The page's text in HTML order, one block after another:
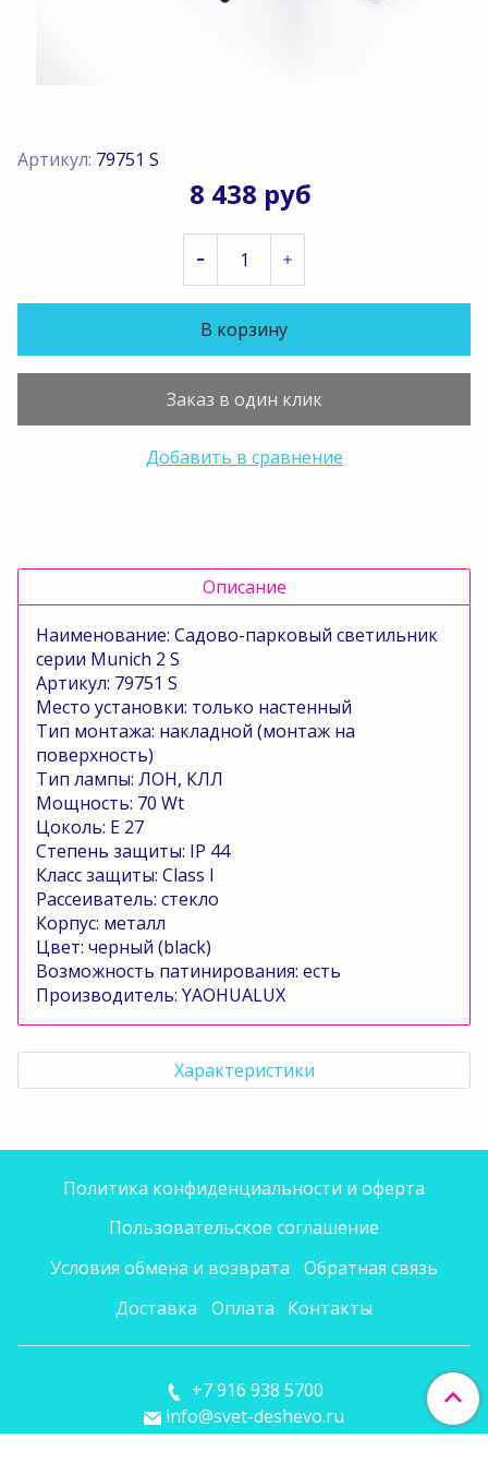
Артикул: 79751 S
8 438 руб
В корзину
Заказ в один клик
Добавить в сравнение
Описание
Наименование: Садово-парковый светильник
серии Munich 2 S
Артикул: 79751 S
Место установки: только настенный
Тип монтажа: накладной (монтаж на
поверхность)
Тип лампы: ЛОН, КЛЛ
Мощность: 70 Wt
Цоколь: E 27
Степень защиты: IP 44
Класс защиты: Class l
Рассеиватель: стекло
Корпус: металл
Цвет: черный (black)
Возможность патинирования: есть
Производитель: YAOHUALUX
Характеристики
Политика конфиденциальности и оферта
Пользовательское соглашение
Условия обмена и возврата
Обратная связь
Доставка
Оплата Контакты
+7 916 938 5700
info@svet-deshevo.ru